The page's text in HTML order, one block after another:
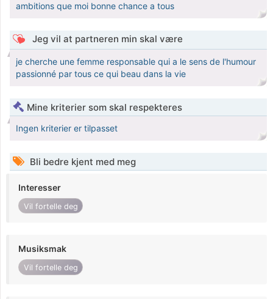
ambitions que moi bonne chance a tous
Jeg vil at partneren min skal være
je cherche une femme responsable qui a le sens de l'humour
passionné par tous ce qui beau dans la vie
Mine kriterier som skal respekteres
Ingen kriterier er tilpasset
Bli bedre kjent med meg
Interesser
Vil fortelle deg
Musiksmak
Vil fortelle deg